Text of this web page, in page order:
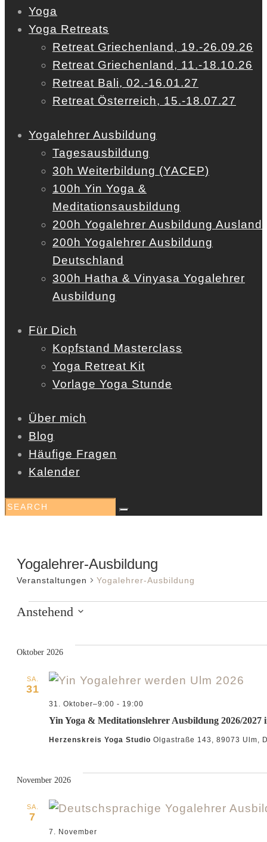
Yoga
Yoga Retreats
Retreat Griechenland, 19.-26.09.26
Retreat Griechenland, 11.-18.10.26
Retreat Bali, 02.-16.01.27
Retreat Österreich, 15.-18.07.27
Yogalehrer Ausbildung
Tagesausbildung
30h Weiterbildung (YACEP)
100h Yin Yoga &
Meditationsausbildung
200h Yogalehrer Ausbildung Ausland
200h Yogalehrer Ausbildung
Deutschland
300h Hatha & Vinyasa Yogalehrer
Ausbildung
Für Dich
Kopfstand Masterclass
Yoga Retreat Kit
Vorlage Yoga Stunde
Über mich
Blog
Häufige Fragen
Kalender
Yogalehrer-Ausbildung
Veranstaltungen Yogalehrer-Ausbildung
Anstehend
wählen.
Oktober 2026
SA.
31
Yin Yoga & Meditationslehrer Ausbildung 2026/2027
31. Oktober–9:00 - 19:00
Herzenskreis Yoga Studio Olgastraße 143, 89073 Ulm,
November 2026
SA.
7
7. November